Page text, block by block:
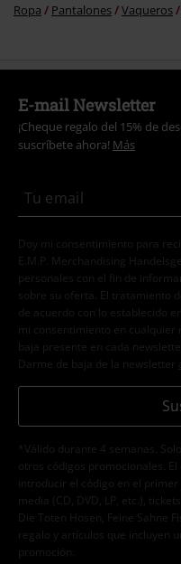
Ropa Pantalones Vaqueros
E-mail Newsletter
¡Cheque regalo del 15% de
suscríbete ahora! Más
Doy mi consentimiento para
E.M.P. Merchandising
personales con el fin de
sobre su oferta. El tratamiento
de acuerdo con lo establecido en
mi consentimiento en cualquier
baja presente en cada
Darme de baja de la newsletter
*Válido durante 4 semanas.
otros códigos promocionales.
introducir el código en el
media (CD, DVD, LP, etc.),
Die Toten Hosen, Feine Sahne
regalo y artículos que incluyen
promoción.